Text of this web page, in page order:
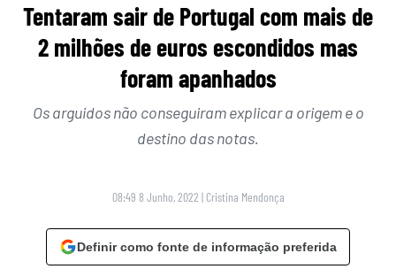
Tentaram sair de Portugal com mais de
2 milhões de euros escondidos mas
foram apanhados
Os arguidos não conseguiram explicar a origem e o
destino das notas.
08:49 8 Junho, 2022 | Cristina Mendonça
Definir como fonte de informação preferida